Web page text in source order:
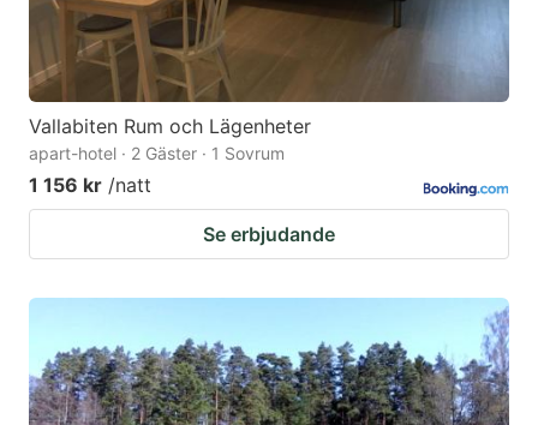
Vallabiten Rum och Lägenheter
apart-hotel · 2 Gäster · 1 Sovrum
1 156 kr /natt
Se erbjudande